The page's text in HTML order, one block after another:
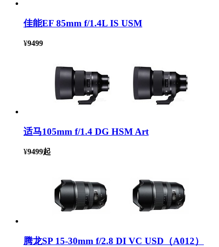
佳能EF 85mm f/1.4L IS USM
¥9499
适马105mm f/1.4 DG HSM Art
¥9499起
腾龙SP 15-30mm f/2.8 DI VC USD（A012）